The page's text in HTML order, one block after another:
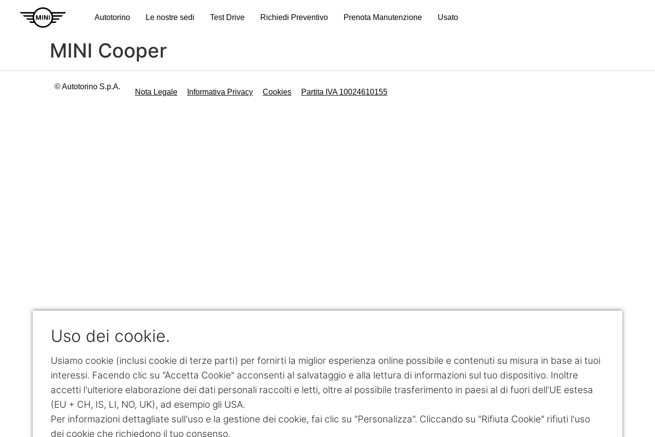
Uso dei cookie.
Usiamo cookie (inclusi cookie di terze parti) per fornirti la miglior esperienza online possibile e contenuti su misura in base ai tuoi
interessi. Facendo clic su "Accetta Cookie" acconsenti al salvataggio e alla lettura di informazioni sul tuo dispositivo. Inoltre
accetti l'ulteriore elaborazione dei dati personali raccolti e letti, oltre al possibile trasferimento in paesi al di fuori dell'UE estesa
(EU + CH, IS, LI, NO, UK), ad esempio gli USA.
Per informazioni dettagliate sull'uso e la gestione dei cookie, fai clic su "Personalizza". Cliccando su "Rifiuta Cookie" rifiuti l'uso
dei cookie che richiedono il tuo consenso.
Autotorino Le nostre sedi Test Drive Richiedi Preventivo Prenota Manutenzione Usato
MINI Cooper
© Autotorino S.p.A.
Nota Legale Informativa Privacy Cookies Partita IVA 10024610155